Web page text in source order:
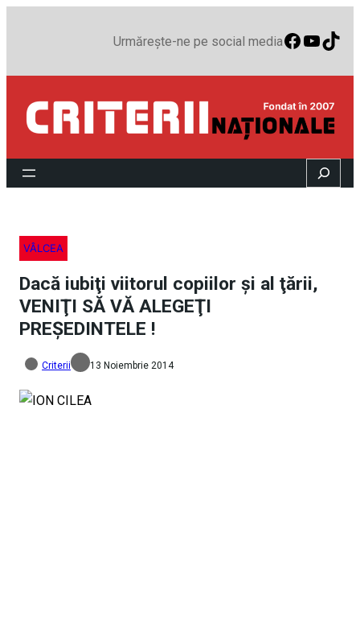
Urmărește-ne pe social media
Search
VÂLCEA
Dacă iubiţi viitorul copiilor şi al ţării,
VENIŢI SĂ VĂ ALEGEŢI
PREŞEDINTELE !
Criterii 13 Noiembrie 2014